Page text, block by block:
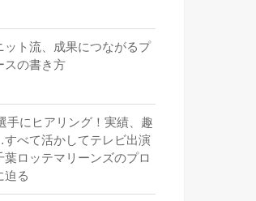
ット流、成果につながるプ
スの書き方
手にヒアリング！実績、趣
べて活かしてテレビ出演
葉ロッテマリーンズのプロ
迫る